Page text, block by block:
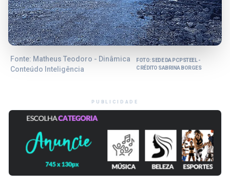
Fonte: Matheus Teodoro - Dinâmica
Conteúdo Inteligência
FOTO: SEDE DA PCPSTEEL -
CRÉDITO SABRINA BORGES
PUBLICIDADE